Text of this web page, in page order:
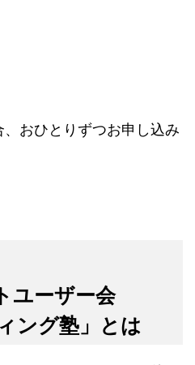
おひとりずつお申し込み
ユーザー会
ング塾」とは